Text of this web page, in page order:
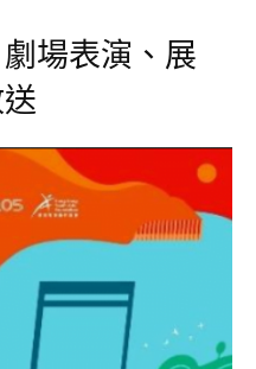
場表演、展